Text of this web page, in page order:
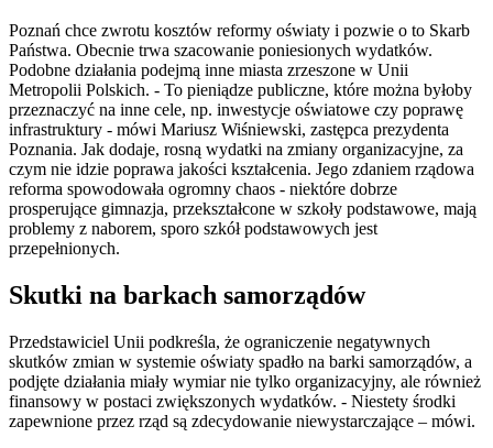
Poznań chce zwrotu kosztów reformy oświaty i pozwie o to Skarb
Państwa. Obecnie trwa szacowanie poniesionych wydatków.
Podobne działania podejmą inne miasta zrzeszone w Unii
Metropolii Polskich. - To pieniądze publiczne, które można byłoby
przeznaczyć na inne cele, np. inwestycje oświatowe czy poprawę
infrastruktury - mówi Mariusz Wiśniewski, zastępca prezydenta
Poznania. Jak dodaje, rosną wydatki na zmiany organizacyjne, za
czym nie idzie poprawa jakości kształcenia. Jego zdaniem rządowa
reforma spowodowała ogromny chaos - niektóre dobrze
prosperujące gimnazja, przekształcone w szkoły podstawowe, mają
problemy z naborem, sporo szkół podstawowych jest
przepełnionych.
Skutki na barkach samorządów
Przedstawiciel Unii podkreśla, że ograniczenie negatywnych
skutków zmian w systemie oświaty spadło na barki samorządów, a
podjęte działania miały wymiar nie tylko organizacyjny, ale również
finansowy w postaci zwiększonych wydatków. - Niestety środki
zapewnione przez rząd są zdecydowanie niewystarczające – mówi.